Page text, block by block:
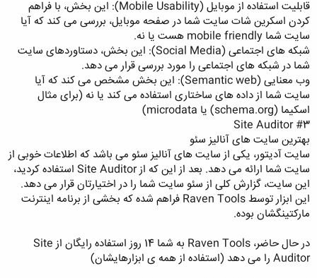
قابلیت استفاده از موبایل (Mobile Usability): این بخش، با فراهم
کردن اسکرین شات سایت شما در صفحه موبایل، بررسی می کند که آیا
سایت شما mobile friendly هست یا نه.
شبکه های اجتماعی (Social Media): این بخش، دستاوردهای سایت
شما در شبکه های اجتماعی را مورد بررسی قرار می دهد.
وب معنایی (Semantic web): این بخش مشخص می کند که آیا
سایت شما از داده های ساختاری استفاده می کند یا نه (برای مثال
اسکیما (schema.org) یا microdata)
#3 Site Auditor
بهترین سایت های آنالیز سئو
سایت آدیتور، یکی از سایت های آنالیز سئو می باشد که اطلاعات خوبی از
سایت شما ارائه می دهد. بعد از این که از Site Auditor استفاده کردید،
این سایت، گزارش کلی از سئو سایت شما را در اختیارتان قرار می دهد.
این ابزار توسط Raven Tools فراهم شده که بخشی از برنامه اینترنت
مارکتینگشان بوده.
در حال حاضر، Raven Tools به شما 14 روز استفاده رایگان از Site
Auditor را می دهد (استفاده از همه ی ابزارهایشان)